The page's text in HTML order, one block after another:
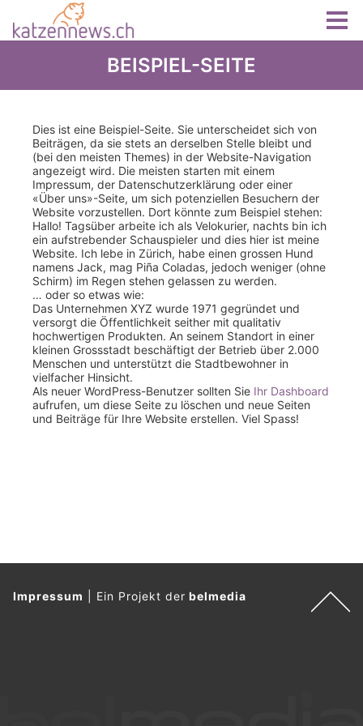
BEISPIEL-SEITE
Dies ist eine Beispiel-Seite. Sie unterscheidet sich von
Beiträgen, da sie stets an derselben Stelle bleibt und
(bei den meisten Themes) in der Website-Navigation
angezeigt wird. Die meisten starten mit einem
Impressum, der Datenschutzerklärung oder einer
«Über uns»-Seite, um sich potenziellen Besuchern der
Website vorzustellen. Dort könnte zum Beispiel stehen:
Hallo! Tagsüber arbeite ich als Velokurier, nachts bin ich
ein aufstrebender Schauspieler und dies hier ist meine
Website. Ich lebe in Zürich, habe einen grossen Hund
namens Jack, mag Piña Coladas, jedoch weniger (ohne
Schirm) im Regen stehen gelassen zu werden.
… oder so etwas wie:
Das Unternehmen XYZ wurde 1971 gegründet und
versorgt die Öffentlichkeit seither mit qualitativ
hochwertigen Produkten. An seinem Standort in einer
kleinen Grossstadt beschäftigt der Betrieb über 2.000
Menschen und unterstützt die Stadtbewohner in
vielfacher Hinsicht.
Als neuer WordPress-Benutzer sollten Sie Ihr Dashboard
aufrufen, um diese Seite zu löschen und neue Seiten
und Beiträge für Ihre Website erstellen. Viel Spass!
Impressum Ein Projekt derbelmedia